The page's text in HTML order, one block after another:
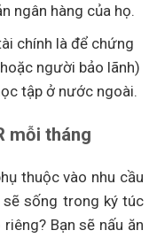
ngân hàng của họ.
chính là để chứng
người bảo lãnh)
tập ở nước ngoài.
mỗi tháng
thuộc vào nhu cầu
sẽ sống trong ký túc
Bạn sẽ nấu ăn